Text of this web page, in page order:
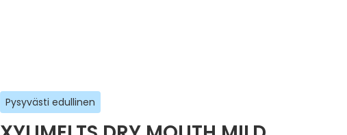
Pysyvästi edullinen